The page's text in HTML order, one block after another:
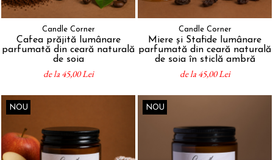
Candle Corner
Cafea prăjită lumânare
parfumată din ceară naturală
de soia
de la 45,00 Lei
Candle Corner
Miere și Stafide lumânare
parfumată din ceară naturală
de soia în sticlă ambră
de la 45,00 Lei
NOU NOU